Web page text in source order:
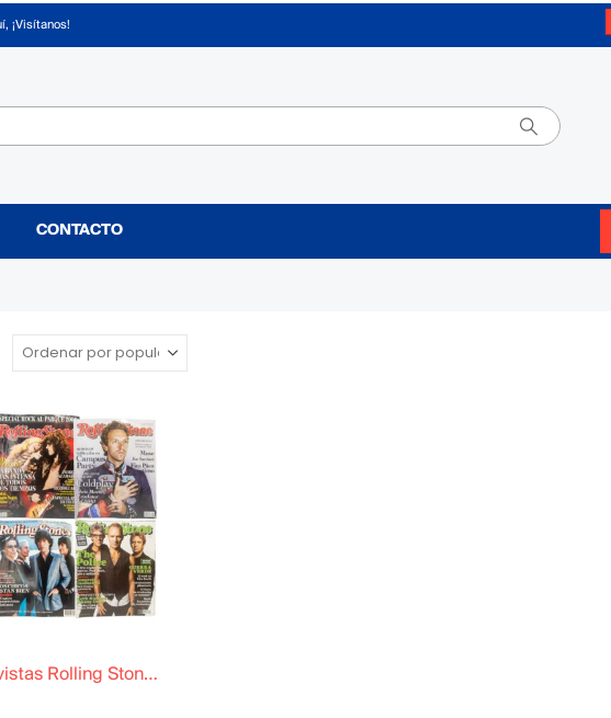
¡Visítanos!
CONTACTO
Set de 6 revistas Rolling Stones Originales